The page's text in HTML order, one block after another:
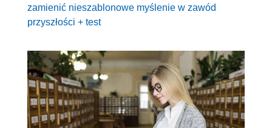
zamienić nieszablonowe myślenie w zawód
przyszłości + test